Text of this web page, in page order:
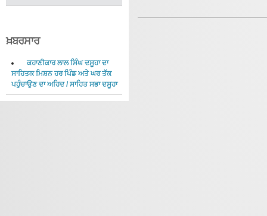
ਖ਼ਬਰਸਾਰ
ਕਹਾਣੀਕਾਰ ਲਾਲ ਸਿੰਘ ਦਸੂਹਾ ਦਾ
ਸਾਹਿਤਕ ਮਿਸ਼ਨ ਹਰ ਪਿੰਡ ਅਤੇ ਘਰ ਤੱਕ
ਪਹੁੰਚਾਉਣ ਦਾ ਅਹਿਦ/ਸਾਹਿਤ ਸਭਾ ਦਸੂਹਾ